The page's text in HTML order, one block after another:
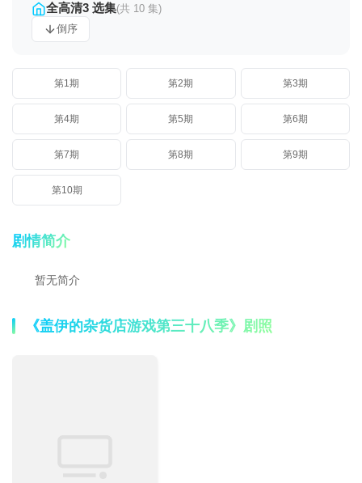
全高清3 选集(共 10 集)
倒序
第1期 第2期 第3期
第4期 第5期 第6期
第7期 第8期 第9期
第10期
剧情简介
暂无简介
《盖伊的杂货店游戏第三十八季》剧照